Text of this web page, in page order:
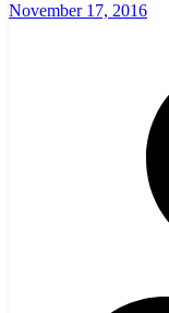
November 17, 2016